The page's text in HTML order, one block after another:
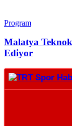
Program
Malatya
Ediyor